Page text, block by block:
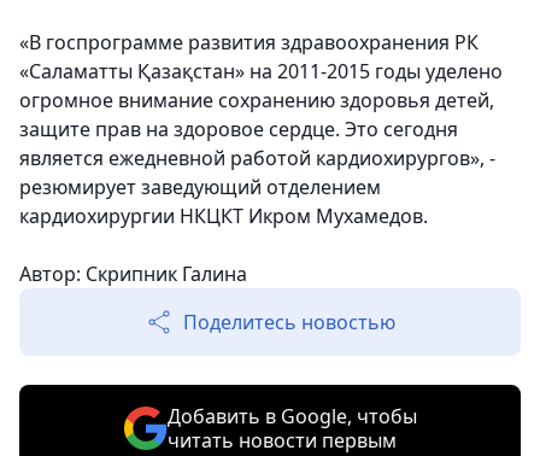
«В госпрограмме развития здравоохранения РК
«Саламатты Қазақстан» на 2011-2015 годы уделено
огромное внимание сохранению здоровья детей,
защите прав на здоровое сердце. Это сегодня
является ежедневной работой кардиохирургов», -
резюмирует заведующий отделением
кардиохирургии НКЦКТ Икром Мухамедов.
Автор: Скрипник Галина
Поделитесь новостью
Добавить в Google, чтобы
читать новости первым